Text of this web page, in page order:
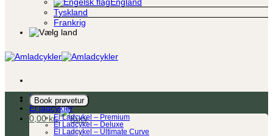
England
Tyskland
Frankrig
Book prøvetur
0,00kr.
Ladcykel
El ladcykler
El Ladcykel – Premium
El Ladcykel – Deluxe
El Ladcykel – Ultimate Curve